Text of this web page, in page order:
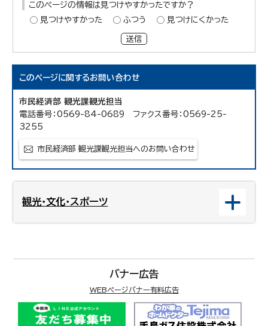
このページの情報は見つけやすかったですか？
見つけやすかった
ふつう 見つけにくかった
送信
このページに関するお問い合わせ
市民経済部 観光課観光担当
電話番号：0569-84-0689 ファクス番号：0569-25-
3255
市民経済部 観光課観光担当へのお問い合わせ
観光・文化・スポーツ
バナー広告
WEBページバナー有料広告